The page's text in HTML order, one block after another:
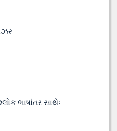
ભાષાંતર સાથેઃ